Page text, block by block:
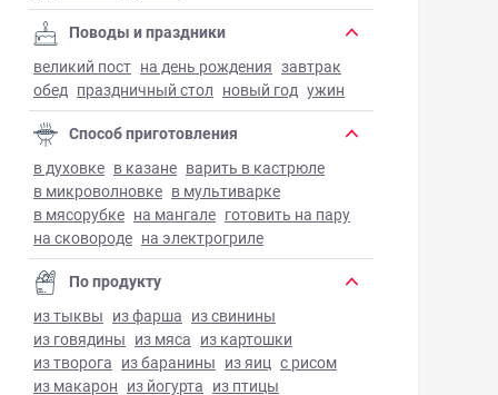
Поводы и праздники
великий пост на день рождения завтрак
обед праздничный стол новый год ужин
Способ приготовления
в духовке в казане варить в кастрюле
в микроволновке в мультиварке
в мясорубке на мангале готовить на пару
на сковороде на электрогриле
По продукту
из тыквы из фарша из свинины
из говядины из мяса из картошки
из творога из баранины из яиц с рисом
из макарон из йогурта из птицы